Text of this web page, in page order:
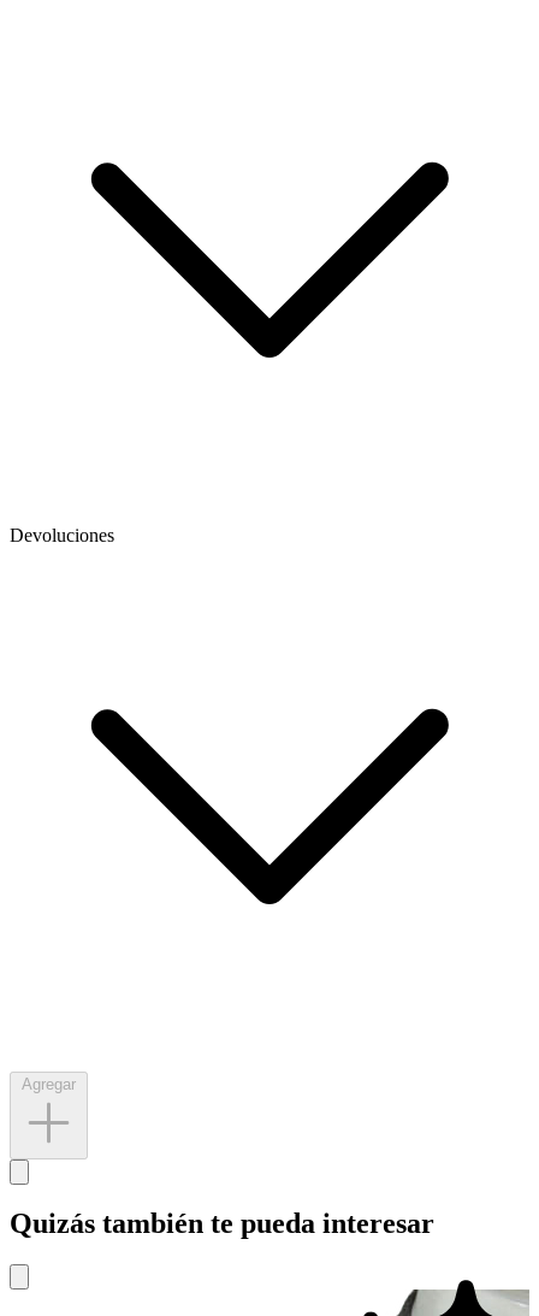
Devoluciones
Quizás también te pueda interesar